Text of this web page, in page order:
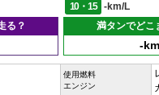
10・15
-km/L
る？
満タンでどこ
-km
使用燃料
エンジン